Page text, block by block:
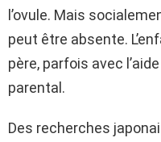
l’ovule. Mais
peut être absente.
père, parfois avec
parental.
Des recherches